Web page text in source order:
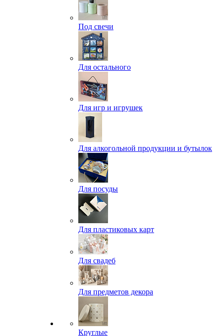
Под свечи
Для остального
Для игр и игрушек
Для алкогольной продукции и бутылок
Для посуды
Для пластиковых карт
Для свадеб
Для предметов декора
Круглые